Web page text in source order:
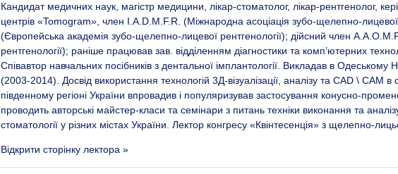
Кандидат медичних наук, магістр медицини, лікар-стоматолог, лікар-рентгенолог,
центрів «Tomogram», член I.A.D.M.F.R. (Міжнародна асоціація зубо-щелепно-
(Європейська академія зубо-щелепно-лицевої рентгенології); дійсний член
рентгенології); раніше працював зав. відділенням діагностики та комп’ютерних
Співавтор навчальних посібників з дентальної імплантології. Викладав в
(2003-2014). Досвід використання технологій 3Д-візуалізації, аналізу та CAD \
південному регіоні України впровадив і популяризував застосування конусно-
проводить авторські майстер-класи та семінари з питань техніки виконання та
стоматології у різних містах України. Лектор конгресу «Квінтесенція» з щелепно-
Відкрити сторінку лектора »